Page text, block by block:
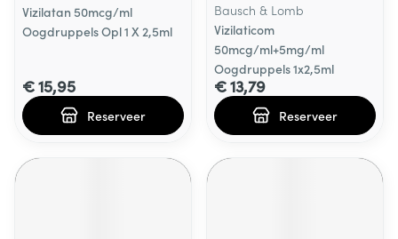
Vizilatan 50mcg/ml
Oogdruppels Opl 1 X 2,5ml
€ 15,95
Reserveer
Bausch & Lomb
Vizilaticom
50mcg/ml+5mg/ml
Oogdruppels 1x2,5ml
€ 13,79
Reserveer